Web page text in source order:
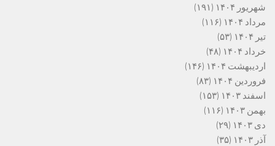
شهریور ۱۴۰۴
(۱۹۱)
مرداد ۱۴۰۴
(۱۱۶)
تیر ۱۴۰۴
(۵۳)
خرداد ۱۴۰۴
(۴۸)
اردیبهشت ۱۴۰۴
(۱۴۶)
فروردین ۱۴۰۴
(۸۳)
اسفند ۱۴۰۳
(۱۵۳)
بهمن ۱۴۰۳
(۱۱۶)
دی ۱۴۰۳
(۲۹)
آذر ۱۴۰۳
(۳۵)